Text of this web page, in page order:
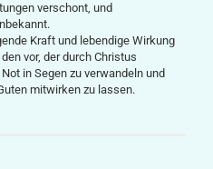
verschont, und
Kraft und lebendige Wirkung
vor, der durch Christus
in Segen zu verwandeln und
mitwirken zu lassen.